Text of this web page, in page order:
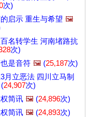
次)
启示 重生与希望 🖼️
名转学生 河南堵路抗
次)
是音符 🖼️ (25,187次)
月立恶法 四川立马制
(24,907次)
简讯 🖼️ (24,896次)
简讯 🖼️ (24,893次)